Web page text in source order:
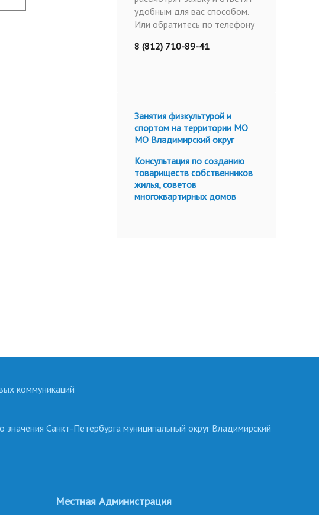
удобным для вас способом.
Или обратитесь по телефону
8 (812) 710-89-41
Занятия физкультурой и
спортом на территории МО
МО Владимирский округ
Консультация по созданию
товариществ собственников
жилья, советов
многоквартирных домов
коммуникаций
Санкт-Петербурга муниципальный округ Владимирский
Местная Администрация